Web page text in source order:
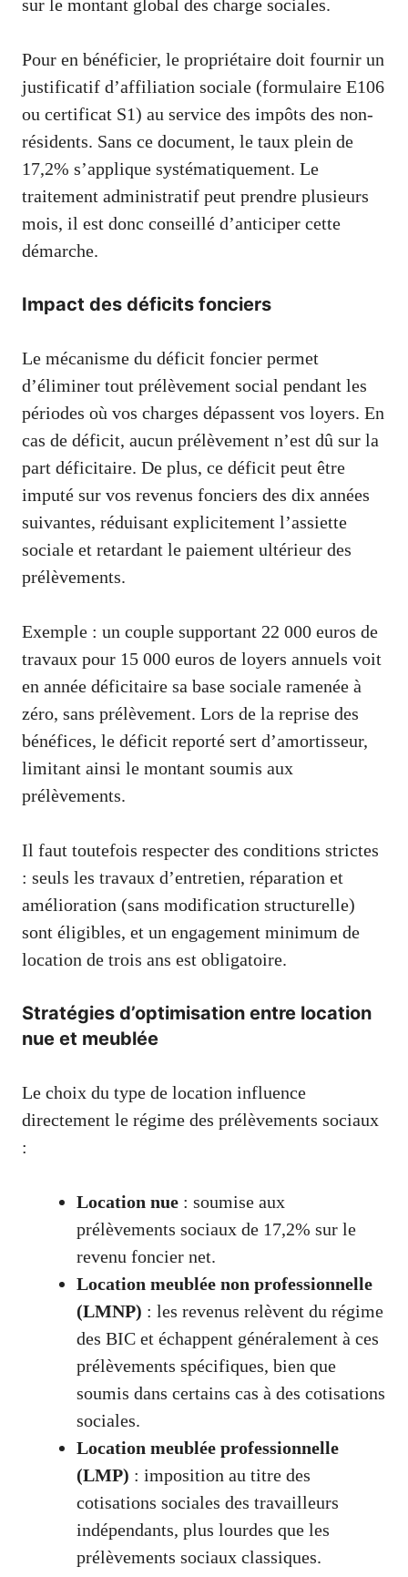
sur le montant global des charge sociales.
Pour en bénéficier, le propriétaire doit fournir un
justificatif d’affiliation sociale (formulaire E106
ou certificat S1) au service des impôts des non-
résidents. Sans ce document, le taux plein de
17,2% s’applique systématiquement. Le
traitement administratif peut prendre plusieurs
mois, il est donc conseillé d’anticiper cette
démarche.
Impact des déficits fonciers
Le mécanisme du déficit foncier permet
d’éliminer tout prélèvement social pendant les
périodes où vos charges dépassent vos loyers. En
cas de déficit, aucun prélèvement n’est dû sur la
part déficitaire. De plus, ce déficit peut être
imputé sur vos revenus fonciers des dix années
suivantes, réduisant explicitement l’assiette
sociale et retardant le paiement ultérieur des
prélèvements.
Exemple : un couple supportant 22 000 euros de
travaux pour 15 000 euros de loyers annuels voit
en année déficitaire sa base sociale ramenée à
zéro, sans prélèvement. Lors de la reprise des
bénéfices, le déficit reporté sert d’amortisseur,
limitant ainsi le montant soumis aux
prélèvements.
Il faut toutefois respecter des conditions strictes
: seuls les travaux d’entretien, réparation et
amélioration (sans modification structurelle)
sont éligibles, et un engagement minimum de
location de trois ans est obligatoire.
Stratégies d’optimisation entre location
nue et meublée
Le choix du type de location influence
directement le régime des prélèvements sociaux
:
Location nue : soumise aux
prélèvements sociaux de 17,2% sur le
revenu foncier net.
Location meublée non professionnelle
(LMNP) : les revenus relèvent du régime
des BIC et échappent généralement à ces
prélèvements spécifiques, bien que
soumis dans certains cas à des cotisations
sociales.
Location meublée professionnelle
(LMP) : imposition au titre des
cotisations sociales des travailleurs
indépendants, plus lourdes que les
prélèvements sociaux classiques.